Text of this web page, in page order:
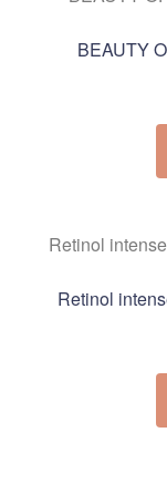
BEAUTY
Retinol